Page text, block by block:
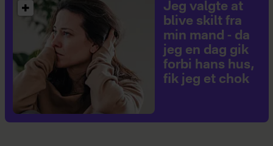
Jeg valgte at
blive skilt fra
min mand - da
jeg en dag gik
forbi hans hus,
fik jeg et chok